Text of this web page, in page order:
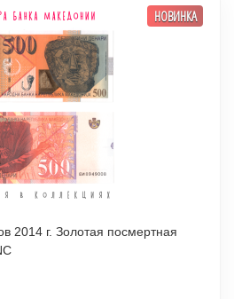
НОВИНКА
2014 г. Золотая посмертная